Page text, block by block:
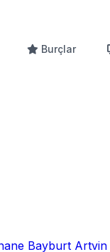
Burçlar
Bayburt Artvin